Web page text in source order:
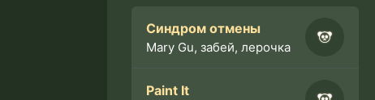
Синдром отмены
Mary Gu, забей, лерочка
Paint It